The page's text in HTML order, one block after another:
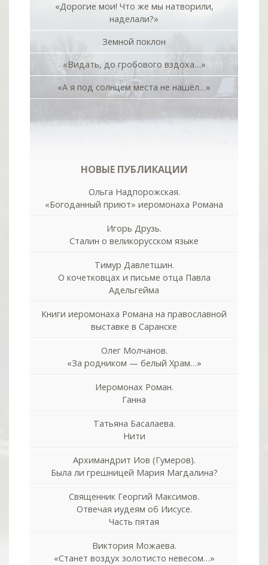
«Дорогие мои! Что же мы натворили,
наделали?»
Земной поклон
«Видать, до гробового вздоха…»
«А я под солнцем места не нашёл…»
НОВЫЕ ПУБЛИКАЦИИ
Ольга Надпорожская.
«Богоданный приют» иеромонаха Романа
Игорь Друзь.
Сталин о великорусском языке
Тимур Давлетшин.
О кочетковцах и письме отца Павла
Адельгейма
Книги иеромонаха Романа на православной
выставке в Саранске
Олег Молчанов.
«За родником — белый Храм…»
Иеромонах Роман.
Ганна
Татьяна Басалаева.
Нити
Архимандрит Иов (Гумеров).
Была ли грешницей Мария Магдалина?
Священник Георгий Максимов.
Отвечая иудеям об Иисусе.
Часть пятая
Виктория Можаева.
«Станет воздух золотисто невесом…»